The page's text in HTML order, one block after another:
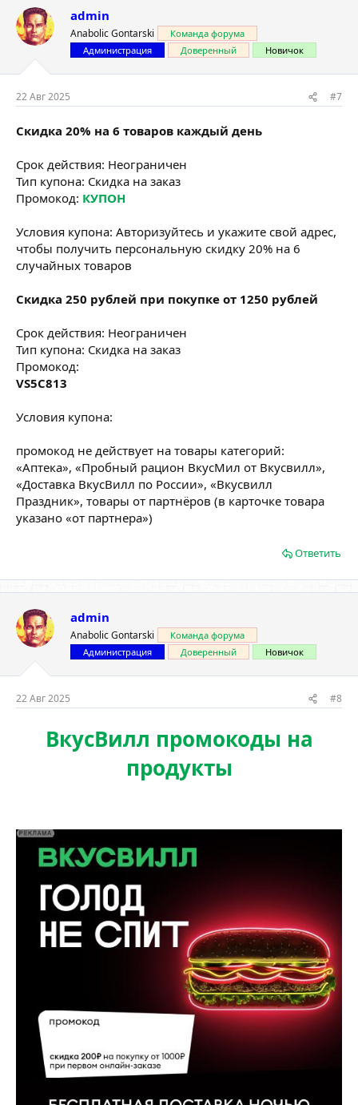
admin
Anabolic Gontarski
Команда форума
Администрация
Доверенный Новичок
22 Авг 2025 #7
Скидка 20% на 6 товаров каждый день
Срок действия: Неограничен
Тип купона: Скидка на заказ
Промокод: КУПОН
Условия купона: Авторизуйтесь и укажите свой адрес,
чтобы получить персональную скидку 20% на 6
случайных товаров
Скидка 250 рублей при покупке от 1250 рублей
Срок действия: Неограничен
Тип купона: Скидка на заказ
Промокод:
VS5C813
Условия купона:
промокод не действует на товары категорий:
«Аптека», «Пробный рацион ВкусМил от Вкусвилл»,
«Доставка ВкусВилл по России», «Вкусвилл
Праздник», товары от партнёров (в карточке товара
указано «от партнера»)
Ответить
admin
Anabolic Gontarski
Команда форума
Администрация
Доверенный Новичок
22 Авг 2025 #8
ВкусВилл промокоды на
продукты